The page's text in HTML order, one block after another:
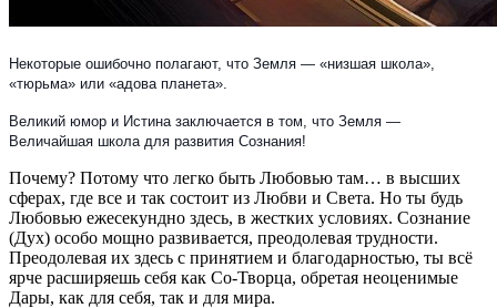
Некоторые ошибочно полагают, что Земля — «низшая школа»,
«тюрьма» или «адова планета».
Великий юмор и Истина заключается в том, что Земля —
Величайшая школа для развития Сознания!
Почему? Потому что легко быть Любовью там… в высших
сферах, где все и так состоит из Любви и Света. Но ты будь
Любовью ежесекундно здесь, в жестких условиях. Сознание
(Дух) особо мощно развивается, преодолевая трудности.
Преодолевая их здесь с принятием и благодарностью, ты всё
ярче расширяешь себя как Со-Творца, обретая неоценимые
Дары, как для себя, так и для мира.